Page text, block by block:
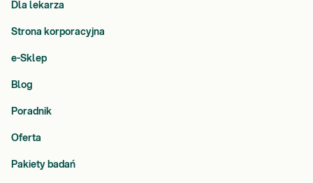
Dla lekarza
Strona korporacyjna
e-Sklep
Blog
Poradnik
Oferta
Pakiety badań